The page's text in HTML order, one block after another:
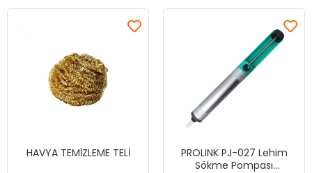
HAVYA TEMİZLEME TELİ
PROLINK PJ-027 Lehim
Sökme Pompası